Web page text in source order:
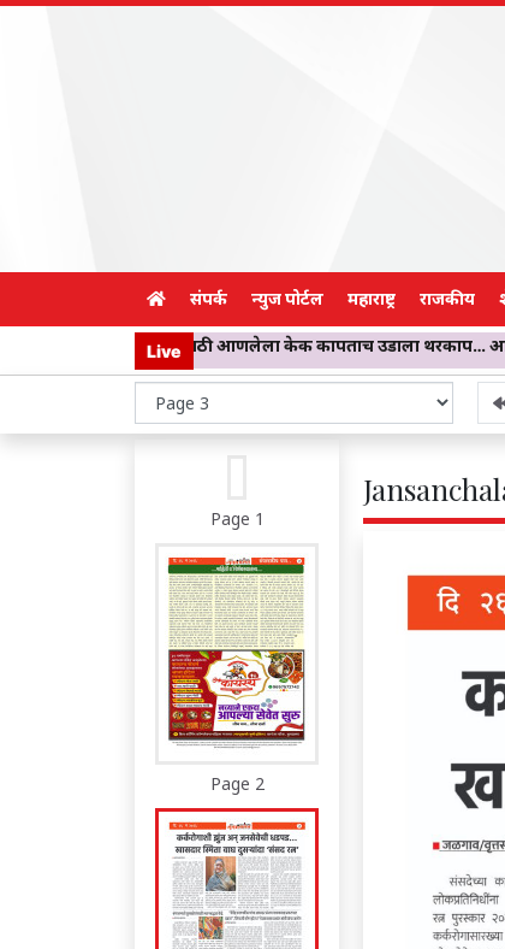
संपर्क न्युज पोर्टल महाराष्ट्र राजकीय
Live
मुलांसाठी आणलेला केक कापताच उडाला थरकाप… आत होती काळी-
Page 1
Page 2